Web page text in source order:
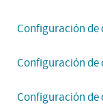
Configuración de
Configuración de
Configuración de